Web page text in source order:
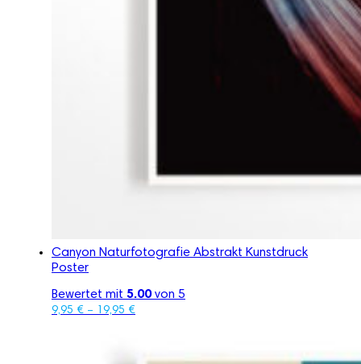
Canyon Naturfotografie Abstrakt Kunstdruck
Poster
Bewertet mit 5.00von 5
9,95 € – 19,95 €